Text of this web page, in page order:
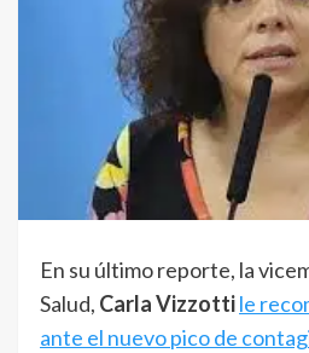
En su último reporte, la
Salud, Carla Vizzottile
ante el nuevo pico de